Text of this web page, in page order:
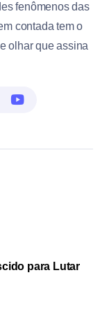
fenômenos das
contada tem o
olhar que assina
para Lutar